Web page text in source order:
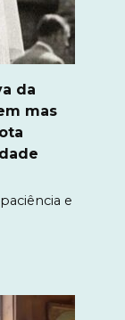
da
mas
e